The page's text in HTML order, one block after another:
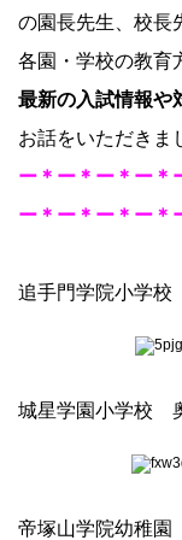
の園長先生、校長
各園・学校の教育
最新の入試情報や
お話をいただきま
ー ＊ー＊ー＊ー＊
ー＊ー＊ー＊ー＊
追手門学院小学
城星学園小学校
帝塚山学院幼稚